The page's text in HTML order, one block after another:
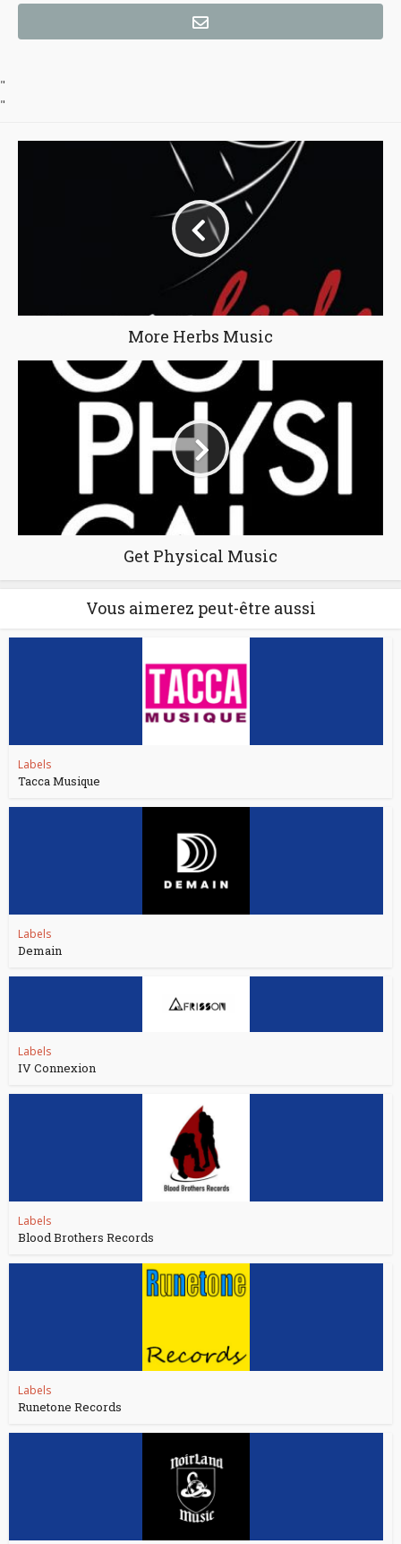
"
"
More Herbs Music
Get Physical Music
Vous aimerez peut-être aussi
Labels
Tacca Musique
Labels
Demain
Labels
IV Connexion
Labels
Blood Brothers Records
Labels
Runetone Records